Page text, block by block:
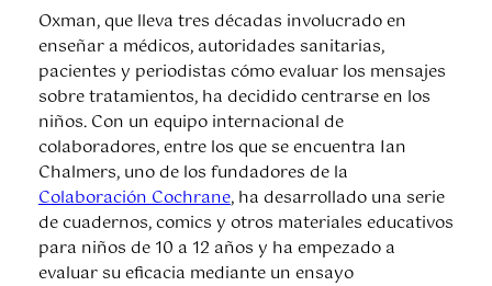
Oxman, que lleva tres décadas involucrado en
enseñar a médicos, autoridades sanitarias,
pacientes y periodistas cómo evaluar los mensajes
sobre tratamientos, ha decidido centrarse en los
niños. Con un equipo internacional de
colaboradores, entre los que se encuentra Ian
Chalmers, uno de los fundadores de la
Colaboración Cochrane, ha desarrollado una serie
de cuadernos, comics y otros materiales educativos
para niños de 10 a 12 años y ha empezado a
evaluar su eficacia mediante un ensayo